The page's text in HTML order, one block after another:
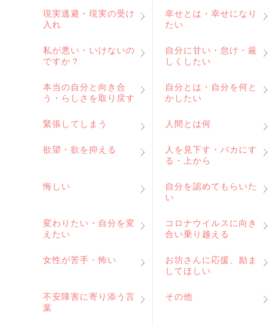
現実逃避・現実の受け
入れ
幸せとは・幸せになり
たい
私が悪い・いけないの
ですか？
自分に甘い・怠け・厳
しくしたい
本当の自分と向き合
う・らしさを取り戻す
自分とは・自分を何と
かしたい
緊張してしまう 人間とは何
欲望・欲を抑える
人を見下す・バカにす
る・上から
悔しい
自分を認めてもらいた
い
変わりたい・自分を変
えたい
コロナウイルスに向き
合い乗り越える
女性が苦手・怖い
お坊さんに応援、励ま
してほしい
不安障害に寄り添う言
葉
その他